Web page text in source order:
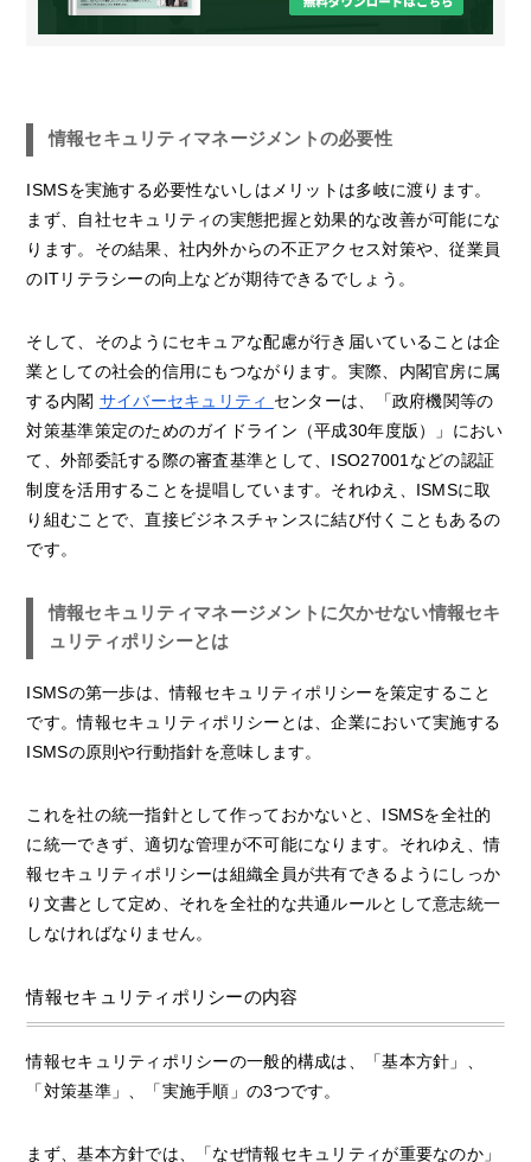
情報セキュリティマネージメントの必要性
ISMSを実施する必要性ないしはメリットは多岐に渡ります。
まず、自社セキュリティの実態把握と効果的な改善が可能にな
ります。その結果、社内外からの不正アクセス対策や、従業員
のITリテラシーの向上などが期待できるでしょう。
そして、そのようにセキュアな配慮が行き届いていることは企
業としての社会的信用にもつながります。実際、内閣官房に属
する内閣 サイバーセキュリティ センターは、「政府機関等の
対策基準策定のためのガイドライン（平成30年度版）」におい
て、外部委託する際の審査基準として、ISO27001などの認証
制度を活用することを提唱しています。それゆえ、ISMSに取
り組むことで、直接ビジネスチャンスに結び付くこともあるの
です。
情報セキュリティマネージメントに欠かせない情報セキ
ュリティポリシーとは
ISMSの第一歩は、情報セキュリティポリシーを策定すること
です。情報セキュリティポリシーとは、企業において実施する
ISMSの原則や行動指針を意味します。
これを社の統一指針として作っておかないと、ISMSを全社的
に統一できず、適切な管理が不可能になります。それゆえ、情
報セキュリティポリシーは組織全員が共有できるようにしっか
り文書として定め、それを全社的な共通ルールとして意志統一
しなければなりません。
情報セキュリティポリシーの内容
情報セキュリティポリシーの一般的構成は、「基本方針」、
「対策基準」、「実施手順」の3つです。
まず、基本方針では、「なぜ情報セキュリティが重要なのか」